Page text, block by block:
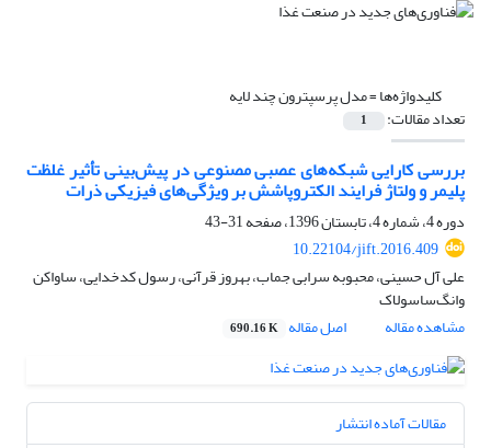
کلیدواژه‌ها =مدل پرسپترون چند لایه
تعداد مقالات: 1
بررسی کارایی شبکه‌های عصبی مصنوعی در پیش‌بینی تأثیر غلظت
پلیمر و ولتاژ فرایند الکتروپاشش بر ویژگی‌های فیزیکی ذرات
دوره 4، شماره 4، تابستان 1396، صفحه
31-43
10.22104/jift.2016.409
علی آل حسینی، محبوبه سرابی جماب، بهروز قرآنی، رسول کدخدایی، ساواکن
وانگ‌ساسولاک
مشاهده مقاله
اصل مقاله 690.16 K
مقالات آماده انتشار